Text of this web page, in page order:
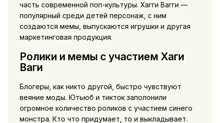
часть современной поп-культуры. Хагги Вагги —
популярный среди детей персонаж, с ним
создаются мемы, выпускаются игрушки и другая
маркетинговая продукция.
Ролики и мемы с участием Хаги
Ваги
Блогеры, как никто другой, быстро чувствуют
веяние моды. Ютьюб и тикток заполонили
огромное количество роликов с участием синего
монстра. Кто что придумает, то и выкладывает.